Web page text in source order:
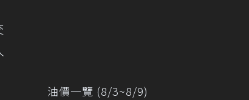
油價一覽 (8/3~8/9)